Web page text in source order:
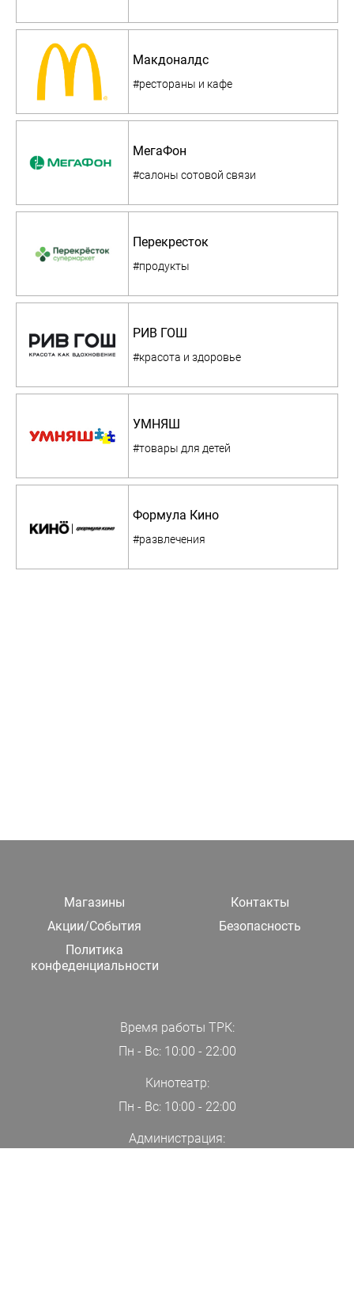
Макдоналдс
#рестораны и кафе
МегаФон
#салоны сотовой связи
Перекресток
#продукты
РИВ ГОШ
#красота и здоровье
УМНЯШ
#товары для детей
Формула Кино
#развлечения
Магазины
Контакты
Акции/События
Безопасность
Политика
конфеденциальности
Время работы ТРК:
Пн - Вс: 10:00 - 22:00
Кинотеатр:
Пн - Вс: 10:00 - 22:00
Администрация: